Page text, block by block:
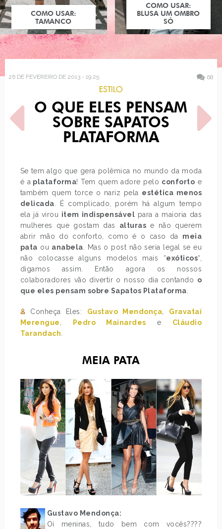
COMO USAR:
TAMANCO
COMO USAR:
BLUSA UM OMBRO
SÓ
26 DE FEVEREIRO DE 2013 - 19:25 68
ESTILO
O QUE ELES PENSAM
SOBRE SAPATOS
PLATAFORMA
Se tem algo que gera polêmica no mundo da moda
é a plataforma! Tem quem adore pelo conforto e
também quem torce o nariz pela estética menos
delicada . É complicado, porém há algum tempo
ela já virou item indispensável para a maioria das
mulheres que gostam das alturas e não querem
abrir mão do conforto, como é o caso da meia
pata ou anabela . Mas o post não seria legal se eu
não colocasse alguns modelos mais “exóticos“,
digamos assim. Então agora os nossos
colaboradores vão divertir o nosso dia contando o
que eles pensam sobre Sapatos Plataforma
Conheça Eles: Gustavo Mendonça
Gravataí
Merengue
Pedro Mainardes e Cláudio
Tarandach
MEIA PATA
Gustavo Mendonça:
Oi meninas, tudo bem com vocês????
POST ANTERIOR
BATALHA: ZOOEY
DESCHANEL
PRÓXIMO POST
KAREENA ZAREFOS